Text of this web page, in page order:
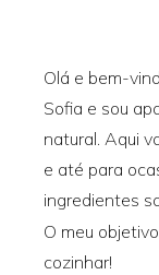
Olá e bem-
Sofia e sou
natural. Aqui
e até para
ingredientes
O meu
cozinhar!